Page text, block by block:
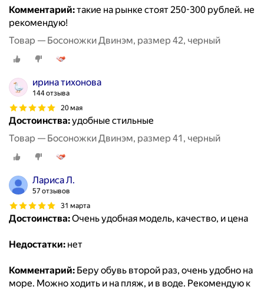
Комментарий:такие на рынке стоят 250-300 рублей. не
рекомендую!
Товар — Босоножки Двинэм, размер 42, чeрный
ирина тихонова
144 отзыва
20 мая
Достоинства:удобные стильные
Товар — Босоножки Двинэм, размер 41, чeрный
Лариса Л.
57 отзывов
31 марта
Достоинства:Очень удобная модель, качество, и цена
Недостатки: нет
Комментарий: Беру обувь второй раз, очень удобно на
море. Можно ходить и на пляж, и в воде. Рекомендую к